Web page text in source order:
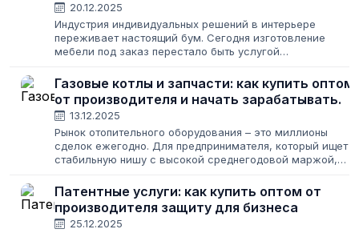
20.12.2025
Индустрия индивидуальных решений в интерьере
переживает настоящий бум. Сегодня изготовление
мебели под заказ перестало быть услугой
людей стремятся обустроить свое жилье
функционально...
Газовые котлы и запчасти: как купить оптом
от производителя и начать зарабатывать.
13.12.2025
Рынок отопительного оборудования – это миллионы
сделок ежегодно. Для предпринимателя, который ищет
стабильную нишу с высокой среднегодовой маржой,
товары вроде теплообменников и...
Патентные услуги: как купить оптом от
производителя защиту для бизнеса
25.12.2025